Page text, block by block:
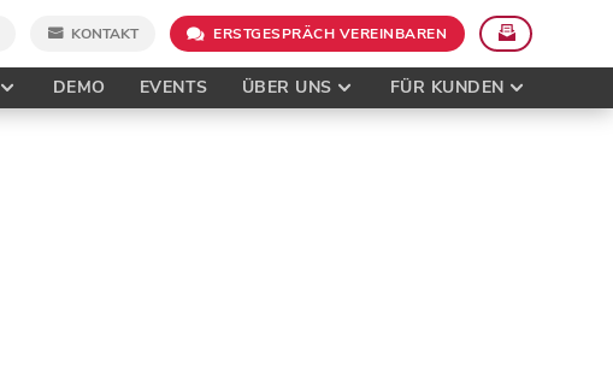
KONTAKT ERSTGESPRÄCH VEREINBAREN
DEMO EVENTS ÜBER UNS FÜR KUNDEN